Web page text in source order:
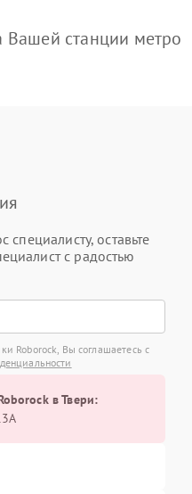
станции метро
специалисту, оставьте
с радостью
Roborock, Вы соглашаетесь с
в Твери: